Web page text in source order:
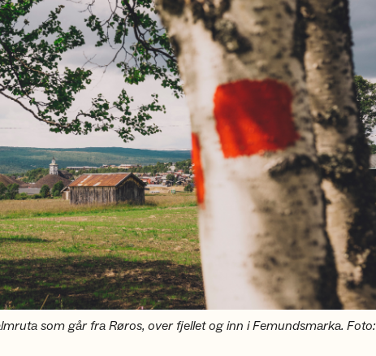
som går fra Røros, over fjellet og inn i Femundsmarka. Foto: